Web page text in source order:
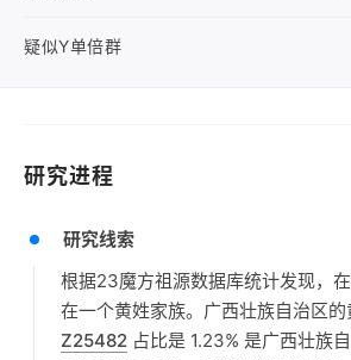
疑似Y单倍群
研究进程
研究线索
根据23魔方祖源数据库统计发现，
在一个黄姓家族。广西壮族自治区
Z25482 占比是 1.23% 是广西壮族